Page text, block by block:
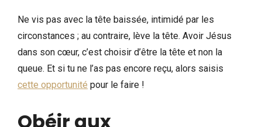
Ne vis pas avec la tête baissée, intimidé par les
circonstances ; au contraire, lève la tête. Avoir Jésus
dans son cœur, c’est choisir d’être la tête et non la
queue. Et si tu ne l’as pas encore reçu, alors saisis
cette opportunité pour le faire !
Obéir aux